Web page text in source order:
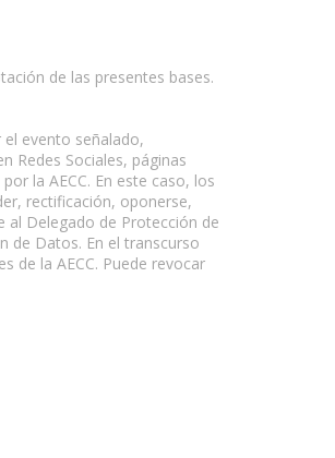
de las presentes bases.
el evento señalado,
Redes Sociales, páginas
la AECC. En este caso, los
rectificación, oponerse,
al Delegado de Protección de
de Datos. En el transcurso
de la AECC. Puede revocar